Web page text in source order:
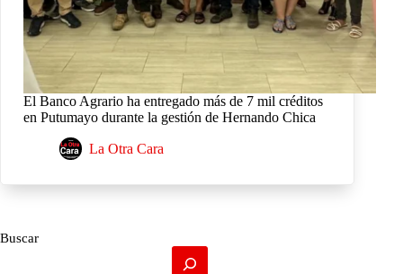
El Banco Agrario ha entregado más de 7 mil créditos
en Putumayo durante la gestión de Hernando Chica
La Otra Cara
Buscar